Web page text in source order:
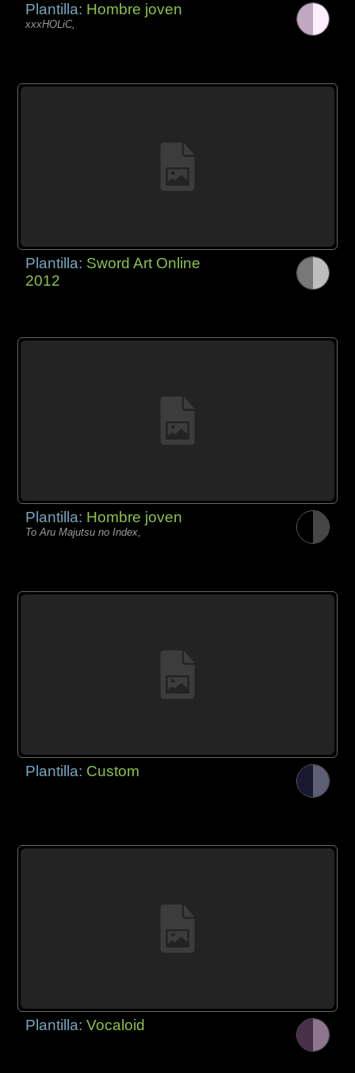
Plantilla: Hombre joven
xxxHOLiC,
Plantilla: Sword Art Online
2012
Plantilla: Hombre joven
To Aru Majutsu no Index,
Plantilla: Custom
Plantilla:Vocaloid